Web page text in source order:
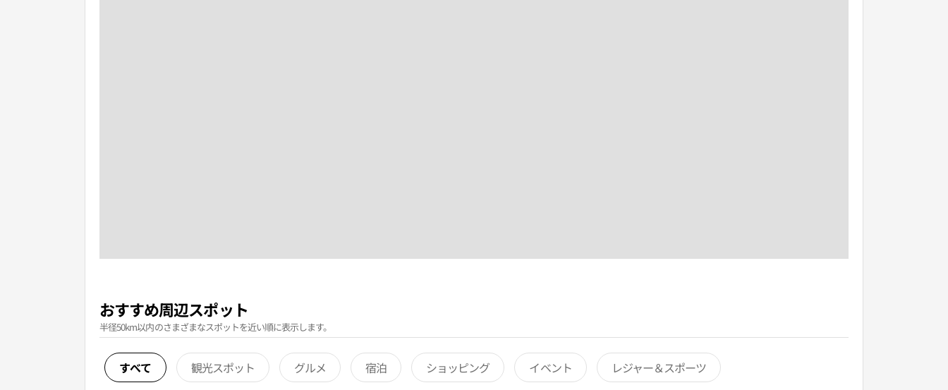
おすすめ周辺スポット
半径50km以内のさまざまなスポットを近い順に表示します。
すべて 観光スポット グルメ 宿泊 ショッピング イベント レジャー＆スポーツ